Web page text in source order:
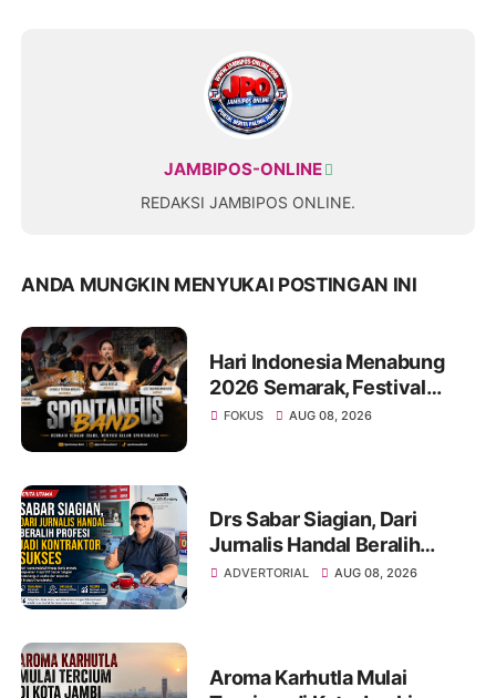
JAMBIPOS-ONLINE
REDAKSI JAMBIPOS ONLINE.
ANDA MUNGKIN MENYUKAI POSTINGAN INI
Hari Indonesia Menabung
2026 Semarak, Festival
Band Pelajar dan Mahasiswa
FOKUS AUG 08, 2026
Drs Sabar Siagian, Dari
Jurnalis Handal Beralih
Profesi Jadi Kontraktor
ADVERTORIAL AUG 08, 2026
Aroma Karhutla Mulai